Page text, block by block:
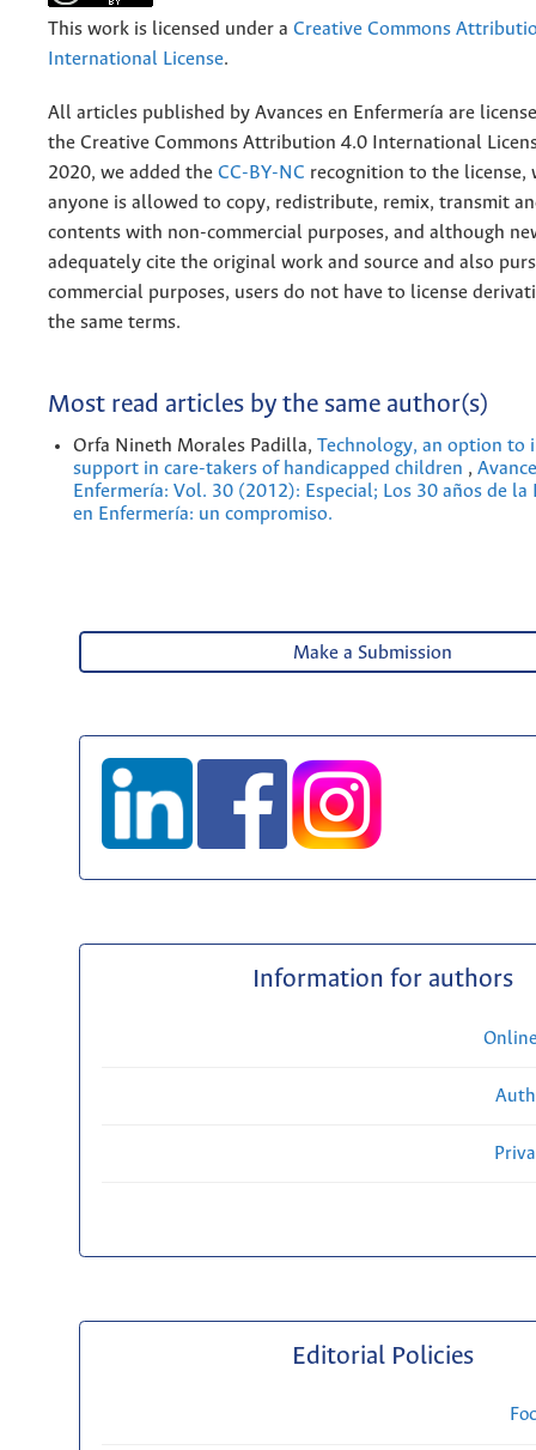
This work is licensed under a Creative Commons
International License.
All articles published by Avances en Enfermería are
the Creative Commons Attribution 4.0 International
2020, we added the CC-BY-NC recognition to the license,
anyone is allowed to copy, redistribute, remix, transmit
contents with non-commercial purposes, and although
adequately cite the original work and source and also
commercial purposes, users do not have to license
the same terms.
Most read articles by the same author(s)
Orfa Nineth Morales Padilla, Technology, an option to
support in care-takers of handicapped children ,
Enfermería: Vol. 30 (2012): Especial; Los 30 años de la
en Enfermería: un compromiso.
Make a Submission
Information for authors
Editorial Policies